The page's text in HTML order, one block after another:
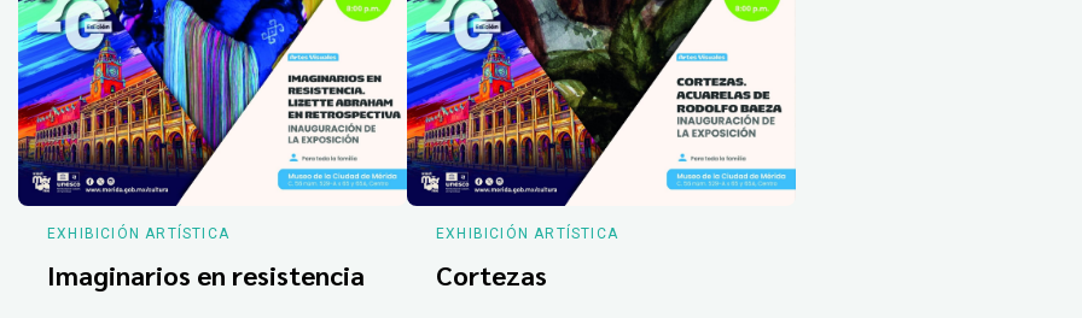
EXHIBICIÓN ARTÍSTICA
Imaginarios en resistencia
EXHIBICIÓN ARTÍSTICA
Cortezas